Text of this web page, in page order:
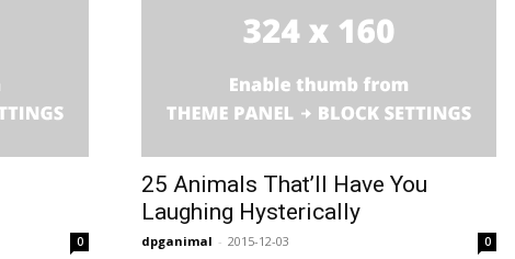
0
25 Animals That’ll Have You
Laughing Hysterically
dpganimal - 2015-12-03 0